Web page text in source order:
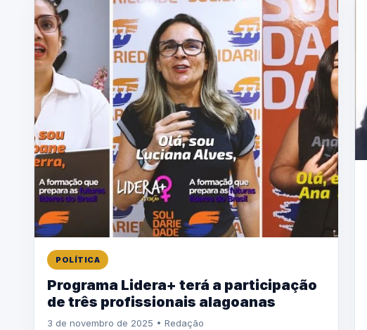
POLÍTICA
Programa Lidera+ terá a participação
de três profissionais alagoanas
3 de novembro de 2025 • Redação